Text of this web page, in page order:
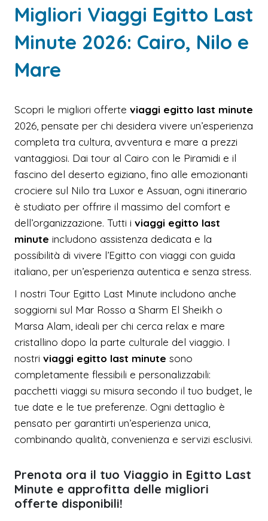
Migliori Viaggi Egitto Last
Minute 2026: Cairo, Nilo e
Mare
Scopri le migliori offerte viaggi egitto last minute
2026, pensate per chi desidera vivere un’esperienza
completa tra cultura, avventura e mare a prezzi
vantaggiosi. Dai tour al Cairo con le Piramidi e il
fascino del deserto egiziano, fino alle emozionanti
crociere sul Nilo tra Luxor e Assuan, ogni itinerario
è studiato per offrire il massimo del comfort e
dell’organizzazione. Tutti i viaggi egitto last
minute includono assistenza dedicata e la
possibilità di vivere l’Egitto con viaggi con guida
italiano, per un’esperienza autentica e senza stress.
I nostri Tour Egitto Last Minute includono anche
soggiorni sul Mar Rosso a Sharm El Sheikh o
Marsa Alam, ideali per chi cerca relax e mare
cristallino dopo la parte culturale del viaggio. I
nostri viaggi egitto last minute sono
completamente flessibili e personalizzabili:
pacchetti viaggi su misura secondo il tuo budget, le
tue date e le tue preferenze. Ogni dettaglio è
pensato per garantirti un’esperienza unica,
combinando qualità, convenienza e servizi esclusivi.
Prenota ora il tuo Viaggio in Egitto Last
Minute e approfitta delle migliori
offerte disponibili!